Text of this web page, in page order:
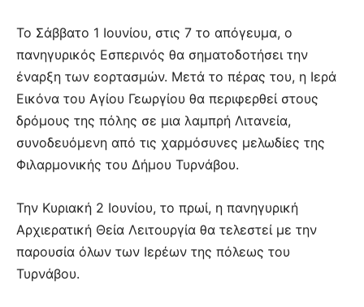
Το Σάββατο 1 Ιουνίου, στις 7 το απόγευμα, ο
πανηγυρικός Εσπερινός θα σηματοδοτήσει την
έναρξη των εορτασμών. Μετά το πέρας του, η Ιερά
Εικόνα του Αγίου Γεωργίου θα περιφερθεί στους
δρόμους της πόλης σε μια λαμπρή Λιτανεία,
συνοδευόμενη από τις χαρμόσυνες μελωδίες της
Φιλαρμονικής του Δήμου Τυρνάβου.
Την Κυριακή 2 Ιουνίου, το πρωί, η πανηγυρική
Αρχιερατική Θεία Λειτουργία θα τελεστεί με την
παρουσία όλων των Ιερέων της πόλεως του
Τυρνάβου.